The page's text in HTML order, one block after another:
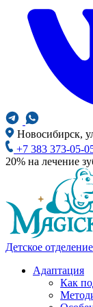
Новосибирск,
+7 383 373-05-
20% на лечение
Детское отделение
Адаптация
Как